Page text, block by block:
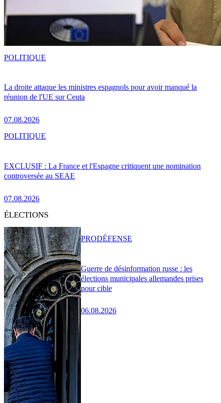
La droite attaque les ministres espagnols pour avoir manqué la
réunion de l'UE sur Ceuta
07.08.2026
POLITIQUE
EXCLUSIF : La France et l'Espagne critiquent une nomination
controversée au SEAE
07.08.2026
POLITIQUE
ÉLECTIONS
Guerre de désinformation russe : les
élections municipales allemandes prises
pour cible
06.08.2026
PRODÉFENSE